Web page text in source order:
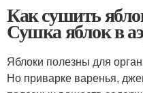
Как сушить
Сушка яблок в
Яблоки полезны для
Но приварке варенья,